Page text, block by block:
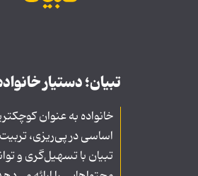
تبیان؛ دستیار
خانواده به عنوان
اساسی در پی‌ریزی،
تبیان با تسهیل‌گری و